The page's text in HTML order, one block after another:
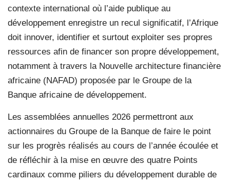
contexte international où l’aide publique au
développement enregistre un recul significatif, l’Afrique
doit innover, identifier et surtout exploiter ses propres
ressources afin de financer son propre développement,
notamment à travers la Nouvelle architecture financière
africaine (NAFAD) proposée par le Groupe de la
Banque africaine de développement.
Les assemblées annuelles 2026 permettront aux
actionnaires du Groupe de la Banque de faire le point
sur les progrès réalisés au cours de l’année écoulée et
de réfléchir à la mise en œuvre des quatre Points
cardinaux comme piliers du développement durable de